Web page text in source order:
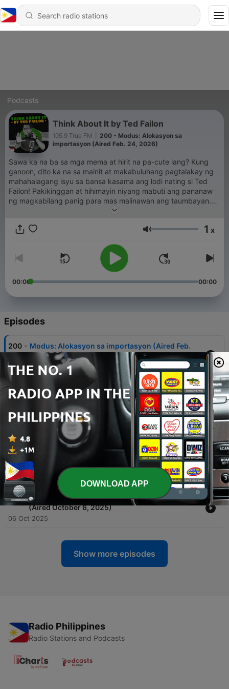
Podcasts
Think About It by Ted Failon
105.9 True FM
200 - Modus: Alokasyon sa
importasyon (Aired Feb. 24, 2026)
Sawa ka na ba sa mga mema at hirit na pa-cute lang? Kung
ganoon, dito ka na sa mainit at makabuluhang pagtalakay ng
mahahalagang isyu sa bansa kasama ang lodi nating si Ted
Failon! Pakikinggan at hihimayin niyang mabuti ang pananaw
ng magkabilang panig para mas malinawan ang taumbayan.
Kaya guys, kinig na! Manong Ted is in the house!
Volume 1 x
00:00 00:00
Episodes
200 - Modus: Alokasyon sa importasyon (Aired Feb.
24, 2026)
25 Feb 2026
Magpakahirap para sa mga korap (Aired
December 4, 2025)
‘Sasabog na: Poot ng bayan!’ (Aired October 30,
2025)
31 Oct 2025
197 Purgahin ang gobyerno! (Aired October 17, 2025)
17 Oct 2025
196 - ‘People of the Philippines -versus- the corrupt’
(Aired October 6, 2025)
06 Oct 2025
Show more episodes
Radio Philippines
Radio Stations and Podcasts
DOWNLOAD APP